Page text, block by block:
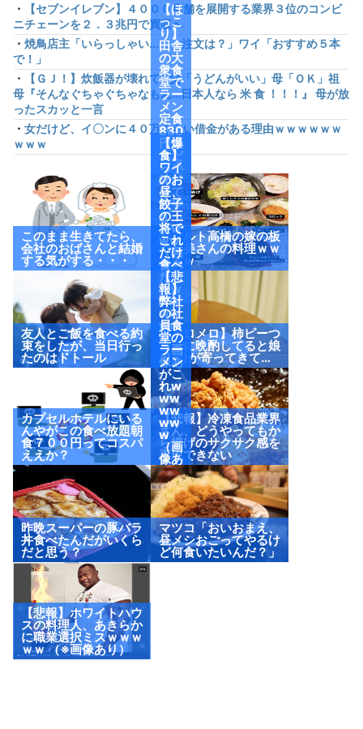
・
【セブンイレブン】４０００店舗を展開する業界３位のコンビ
ニチェーンを２．３兆円で買収へ
・ 焼鳥店主「いらっしゃい...で、注文は？」ワイ「おすすめ５本
で！」
・
【ＧＪ！】炊飯器が壊れて…父「うどんがいい」母「ＯＫ」祖
母『そんなぐちゃぐちゃなもん…日本人なら 米 食 ！！！』 母が放
ったスカッと一言
・ 女だけど、イ〇ンに４０万くらい借金がある理由ｗｗｗｗｗｗ
ｗｗｗ
このまま生きてたら、
会社のおばさんと結婚
する気がする・・・
ヤクルト高橋の嫁の板
野友美さんの料理ｗｗ
ｗｗｗ
友人とご飯を食べる約
束をしたが、当日行っ
たのはドトール
【ほ
っこ
り】
田舎
の大
衆食
堂で
ラー
メン
定食
830
円頼
んだ
ら小
鉢付
けて
来や
がっ
たw
ww
（画
像あ
り）
【メロメロ】柿ピーつ
まみに晩酌してると娘
(2歳)が寄ってきて…
カプセルホテルにいる
んやがこの食べ放題朝
食７００円ってコスパ
ええか？
【爆
食】
ワイ
のお
昼、
餃子
の王
将で
これ
だけ
食べ
たっ
たw
ww
ww
ww
w
（画
像あ
り）
【悲報】冷凍食品業界
さん、どうやってもか
ら揚げのサクサク感を
再現できない
昨晩スーパーの豚バラ
丼食べたんだがいくら
だと思う？
【悲
報】
弊社
の社
員食
堂の
ラー
メン
がこ
れw
ww
ww
ww
w
（画
像あ
り）
マツコ「おいおまえ、
昼メシおごってやるけ
ど何食いたいんだ？」
【悲報】ホワイトハウ
スの料理人、あきらか
に職業選択ミスｗｗｗ
ｗｗ （※画像あり）